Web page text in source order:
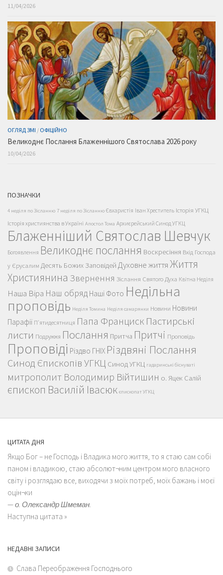
11/04/2026
ОГЛЯД ЗМІ / ОФІЦІЙНО
Великоднє Послання Блаженнішого Святослава 2026 року
10/04/2026
ПОЗНАЧКИ
4 неділя по Зісланню 7 неділя по Зісланню Євхаристія Іван Хреститель Історія УГКЦ
Історія християнства в Україні Апостол Тома Архиєрейський Синод УГКЦ
Блаженніший Святослав Шевчук
Богоявлення Великоднє послання Воскресіння Вхід Господа
у Єрусалим Десять Божих Заповідей Духовне життяЖиття
Християнина Звернення Зіслання Святого Духа Квітна Неділя
Наша Віра Наш обряд Наші Фото Недільна
проповідь Неділя Томина Неділя самарянки Новини Новини
Парафії П'ятидесятниця Папа Франциск Пастирські
листи Подружжя Послання Притча Притчі Проповідь
Проповіді Різдво ГНІХ Різдвяні Послання
Синод Єпископів УГКЦ Синод УГКЦ гадаринські біснуваті
митрополит Володимир Війтишин о. Яцек Салій
єпископ Василій Івасюк єпископат УГКЦ
ЦИТАТА ДНЯ
Якщо Бог – не Господь і Владика мого життя, то я стаю сам собі
паном і владикою, стаю абсолют¬ним центром мого власного
світу і розглядаю все, виходячи з моїх потреб, моїх бажань і моєї
оцін¬ки
—о. Олександр Шмеман.
Наступна цитата »
НЕДАВНІ ЗАПИСИ
Слава Переображення Господнього